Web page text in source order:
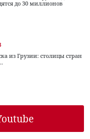
до 30 миллионов
из Грузии: столицы стран